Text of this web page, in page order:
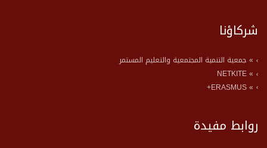
شركاؤنا
» جمعية التنمية المجتمعية والتعليم المستمر
» NETKITE
» ERASMUS+
روابط مفيدة